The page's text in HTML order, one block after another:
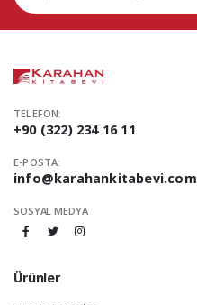
TELEFON:
+90 (322) 234 16 11
E-POSTA:
info@karahankitabevi.com
SOSYAL MEDYA
Ürünler